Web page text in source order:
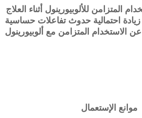
المتزامن للألوبيورينول أثناء العلاج
احتمالية حدوث تفاعلات حساسية
عن الاستخدام المتزامن مع ألوبيورينول
موانع الإستعمال